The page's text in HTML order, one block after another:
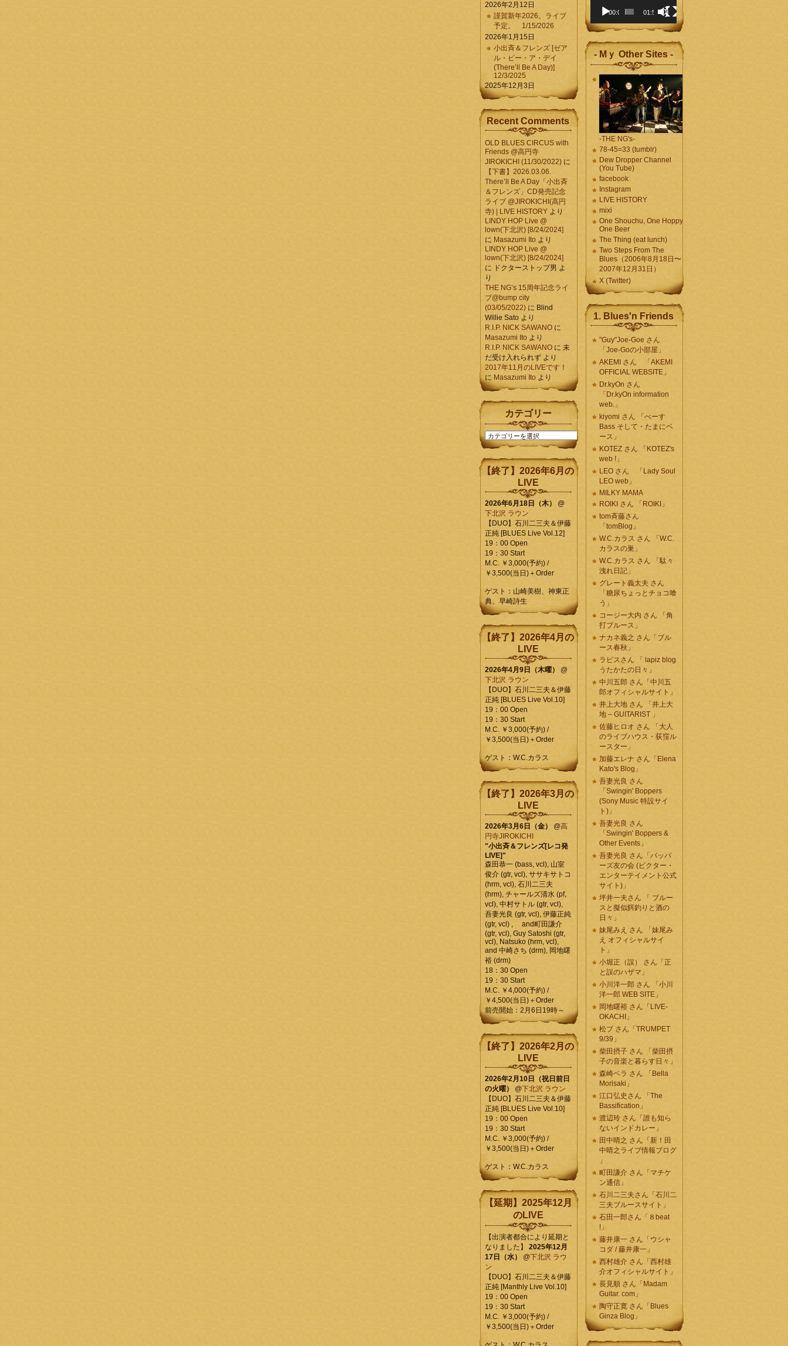
2026年2月12日
謹賀新年2026。ライブ
予定。 1/15/2026
2026年1月15日
小出斉＆フレンズ [ゼア
ル・ビー・ア・デイ
(There’ll Be A Day)]
12/3/2025
2025年12月3日
Recent Comments
OLD BLUES CIRCUS with
Friends @高円寺
JIROKICHI (11/30/2022) に
【下書】2026.03.06.
There’ll Be A Day「小出斉
＆フレンズ」CD発売記念
ライブ @JIROKICHI(高円
寺) | LIVE HISTORY より
LINDY HOP Live @
lown(下北沢) [8/24/2024]
に Masazumi Ito より
LINDY HOP Live @
lown(下北沢) [8/24/2024]
に ドクターストップ男 よ
り
THE NG’s 15周年記念ライ
ブ@bump city
(03/05/2022) に Blind
Willie Sato より
R.I.P. NICK SAWANO に
Masazumi Ito より
R.I.P. NICK SAWANO に 未
だ受け入れられず より
2017年11月のLIVEです！
に Masazumi Ito より
カテゴリー
カ
テ
リ
ー
【終了】2026年6月の
LIVE
2026年6月18日（木）
@
下北沢 ラウン
【DUO】石川二三夫＆伊藤
正純 [BLUES Live Vol.12]
19：00 Open
19：30 Start
M.C. ￥3,000(予約) /
￥3,500(当日)＋Order
ゲスト：山崎美樹、神東正
典、早崎詩生
【終了】2026年4月の
LIVE
2026年4月9日（木曜）
@
下北沢 ラウン
【DUO】石川二三夫＆伊藤
正純 [BLUES Live Vol.10]
19：00 Open
19：30 Start
M.C. ￥3,000(予約) /
￥3,500(当日)＋Order
ゲスト：W.C.カラス
【終了】2026年3月の
LIVE
2026年3月6日（金） @高
円寺JIROKICHI
"小出斉＆フレンズ[レコ発
LIVE]"
森田恭一 (bass, vcl), 山室
俊介 (gtr, vcl), ササキサトコ
(hrm, vcl), 石川二三夫
(hrm), チャールズ清水 (pf,
vcl), 中村サトル (gtr, vcl),
吾妻光良 (gtr, vcl), 伊藤正純
(gtr, vcl) , and町田謙介
(gtr, vcl), Guy Satoshi (gtr,
vcl), Natsuko (hrm, vcl),
and 中崎さち (drm), 岡地曙
裕 (drm)
18：30 Open
19：30 Start
M.C. ￥4,000(予約) /
￥4,500(当日)＋Order
前売開始：2月6日19時～
【終了】2026年2月の
LIVE
2026年2月10日（祝日前日
の火曜）
@下北沢 ラウン
【DUO】石川二三夫＆伊藤
正純 [BLUES Live Vol.10]
19：00 Open
19：30 Start
M.C. ￥3,000(予約) /
￥3,500(当日)＋Order
ゲスト：W.C.カラス
【延期】2025年12月
のLIVE
【出演者都合により延期と
なりました】 2025年12月
17日（水）
@下北沢 ラウ
ン
【DUO】石川二三夫＆伊藤
正純 [Manthly Live Vol.10]
19：00 Open
19：30 Start
M.C. ￥3,000(予約) /
￥3,500(当日)＋Order
00:00 01:58
- Mｙ Other Sites -
-THE NG's-
78-45=33 (tumblr)
Dew Dropper Channel
(You Tube)
facebook
Instagram
LIVE HISTORY
mixi
One Shouchu, One Hoppy.
One Beer
The Thing (eat lunch)
Two Steps From The
Blues（2006年8月18日〜
2007年12月31日）
X (Twitter)
1. Blues'n Friends
"Guy"Joe-Goe さん
「Joe-Goの小部屋」
AKEMI さん 「AKEMI
OFFICIAL WEBSITE」
Dr.kyOn さん
「Dr.kyOn information
web.」
kiyomi さん 「べーす
Bass そして・たまにベ
ース」
KOTEZ さん 「KOTEZ's
web !」
LEO さん 「Lady Soul
LEO web」
MILKY MAMA
ROIKI さん 「ROIKI」
tom斉藤さん
「tomBlog」
W.C.カラス さん 「W.C.
カラスの巣」
W.C.カラス さん 「駄々
洩れ日記」
グレート義太夫 さん
「糖尿ちょっとチョコ喰
う」
コージー大内 さん 「角
打ブルース」
ナカネ義之 さん「ブル
ース春秋」
ラピスさん 「 lapiz blog
うたかたの日々」
中川五郎 さん「中川五
郎オフィシャルサイト」
井上大地 さん 「井上大
地 – GUITARIST 」
佐藤ヒロオ さん 「大人
のライブハウス・荻窪ル
ースター」
加藤エレナ さん「Elena
Kato's Blog」
吾妻光良 さん
「Swingin' Boppers
(Sony Music 特設サイ
ト)」
吾妻光良 さん
「Swingin' Boppers &
Other Events」
吾妻光良 さん「バッパ
ーズ友の会 (ビクター・
エンターテイメント公式
サイト)」
坪井一夫さん 「 ブルー
スと擬似餌釣りと酒の
日々」
妹尾みえ さん 「妹尾み
え オフィシャルサイ
ト」
小堀正（誤） さん「正
と誤のハザマ」
小川洋一郎 さん 「小川
洋一郎 WEB SITE」
岡地曙裕 さん「LIVE-
OKACHI」
松ブ さん「TRUMPET
9/39」
柴田摂子 さん 「柴田摂
子の音楽と暮らす日々」
森崎ベラ さん 「Bella
Morisaki」
江口弘史さん 「The
Bassification」
渡辺玲 さん「誰も知ら
ないインドカレー」
田中晴之 さん「新！田
中晴之ライブ情報ブログ
」
町田謙介 さん「マチケ
ン通信」
石川二三夫さん「石川二
三夫ブルースサイト」
石田一郎さん「８beat
!」
藤井康一 さん「ウシャ
コダ / 藤井康一」
西村雄介 さん「西村雄
介オフィシャルサイト」
長見順 さん「Madam
Guitar. com」
陶守正寛 さん「Blues
Ginza Blog」